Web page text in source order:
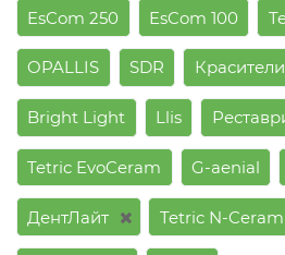
EsCom 250 EsCom 100
OPALLIS SDR
Bright Light Llis
Tetric EvoCeram G-aenial
ДентЛайт Tetric N-Ceram